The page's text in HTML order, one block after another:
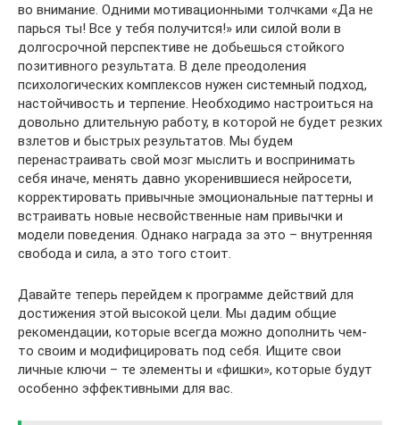
во внимание. Одними мотивационными толчками «Да не
парься ты! Все у тебя получится!» или силой воли в
долгосрочной перспективе не добьешься стойкого
позитивного результата. В деле преодоления
психологических комплексов нужен системный подход,
настойчивость и терпение. Необходимо настроиться на
довольно длительную работу, в которой не будет резких
взлетов и быстрых результатов. Мы будем
перенастраивать свой мозг мыслить и воспринимать
себя иначе, менять давно укоренившиеся нейросети,
корректировать привычные эмоциональные паттерны и
встраивать новые несвойственные нам привычки и
модели поведения. Однако награда за это – внутренняя
свобода и сила, а это того стоит.
Давайте теперь перейдем к программе действий для
достижения этой высокой цели. Мы дадим общие
рекомендации, которые всегда можно дополнить чем-
то своим и модифицировать под себя. Ищите свои
личные ключи – те элементы и «фишки», которые будут
особенно эффективными для вас.